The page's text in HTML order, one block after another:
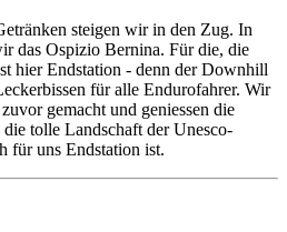
steigen wir in den Zug. In
das Ospizio Bernina. Für die, die
hier Endstation - denn der Downhill
für alle Endurofahrer. Wir
gemacht und geniessen die
tolle Landschaft der Unesco-
für uns Endstation ist.